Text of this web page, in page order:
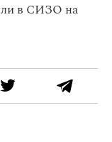
в СИЗО на